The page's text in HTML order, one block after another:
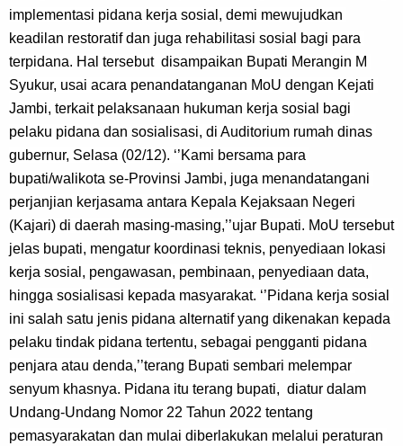
implementasi pidana kerja sosial, demi mewujudkan
keadilan restoratif dan juga rehabilitasi sosial bagi para
terpidana. Hal tersebut  disampaikan Bupati Merangin M
Syukur, usai acara penandatanganan MoU dengan Kejati
Jambi, terkait pelaksanaan hukuman kerja sosial bagi
pelaku pidana dan sosialisasi, di Auditorium rumah dinas
gubernur, Selasa (02/12). ‘’Kami bersama para
bupati/walikota se-Provinsi Jambi, juga menandatangani
perjanjian kerjasama antara Kepala Kejaksaan Negeri
(Kajari) di daerah masing-masing,’’ujar Bupati. MoU tersebut
jelas bupati, mengatur koordinasi teknis, penyediaan lokasi
kerja sosial, pengawasan, pembinaan, penyediaan data,
hingga sosialisasi kepada masyarakat. ‘’Pidana kerja sosial
ini salah satu jenis pidana alternatif yang dikenakan kepada
pelaku tindak pidana tertentu, sebagai pengganti pidana
penjara atau denda,’’terang Bupati sembari melempar
senyum khasnya. Pidana itu terang bupati,  diatur dalam
Undang-Undang Nomor 22 Tahun 2022 tentang
pemasyarakatan dan mulai diberlakukan melalui peraturan